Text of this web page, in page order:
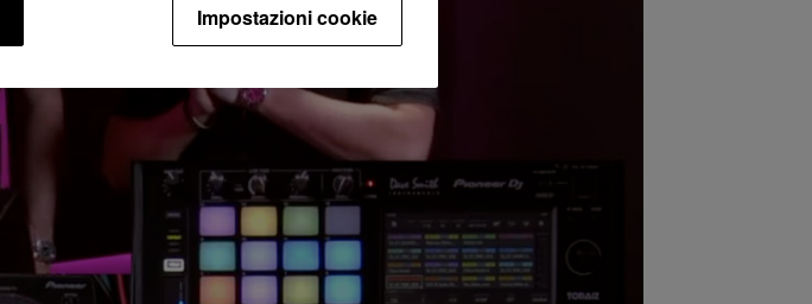
Impostazioni cookie